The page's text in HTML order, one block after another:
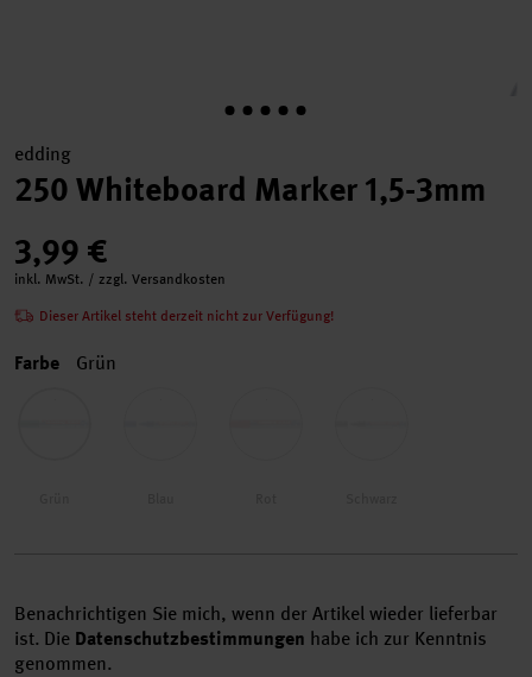
edding
250 Whiteboard Marker 1,5-3mm
3,99 €
inkl. MwSt. / zzgl. Versandkosten
Dieser Artikel steht derzeit nicht zur Verfügung!
Farbe Grün
Benachrichtigen Sie mich, wenn der Artikel wieder lieferbar
ist. Die Datenschutzbestimmungen habe ich zur Kenntnis
genommen.